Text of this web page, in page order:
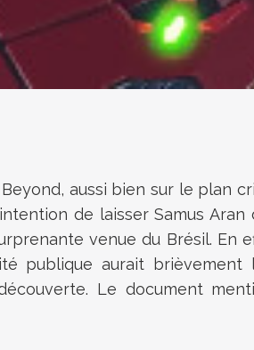
, aussi bien sur le plan
de laisser Samus
venue du Brésil. En
publique aurait
Le document